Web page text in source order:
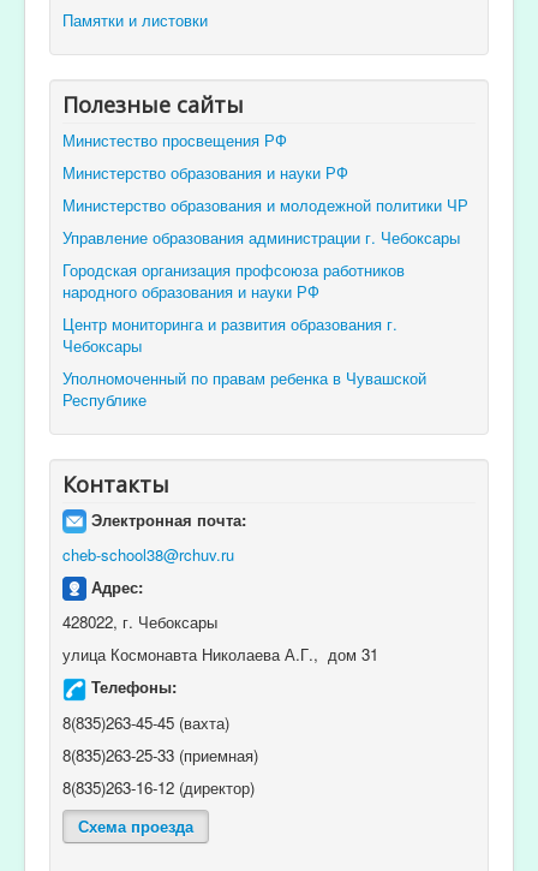
Памятки и листовки
Полезные сайты
Министество просвещения РФ
Министерство образования и науки РФ
Министерство образования и молодежной политики ЧР
Управление образования администрации г. Чебоксары
Городская организация профсоюза работников
народного образования и науки РФ
Центр мониторинга и развития образования г.
Чебоксары
Уполномоченный по правам ребенка в Чувашской
Республике
Контакты
Электронная почта:
cheb-school38@rchuv.ru
Адрес:
428022, г. Чебоксары
улица Космонавта Николаева А.Г., дом 31
Телефоны:
8(835)263-45-45 (вахта)
8(835)263-25-33 (приемная)
8(835)263-16-12 (директор)
Схема проезда